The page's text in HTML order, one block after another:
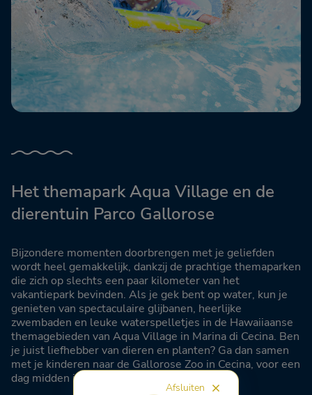
Het themapark Aqua Village en de
dierentuin Parco Gallorose
Bijzondere momenten doorbrengen met je geliefden
wordt heel gemakkelijk, dankzij de prachtige themaparken
die zich op slechts een paar kilometer van het
vakantiepark bevinden. Als je gek bent op water, kun je
genieten van spectaculaire glijbanen, heerlijke
zwembaden en leuke waterspelletjes in de Hawaiiaanse
themagebieden van Aqua Village in Marina di Cecina. Ben
je juist liefhebber van dieren en planten? Ga dan samen
met je kinderen naar de Gallorose Zoo in Cecina, voor een
dag midden in de natuur.
Afsluiten